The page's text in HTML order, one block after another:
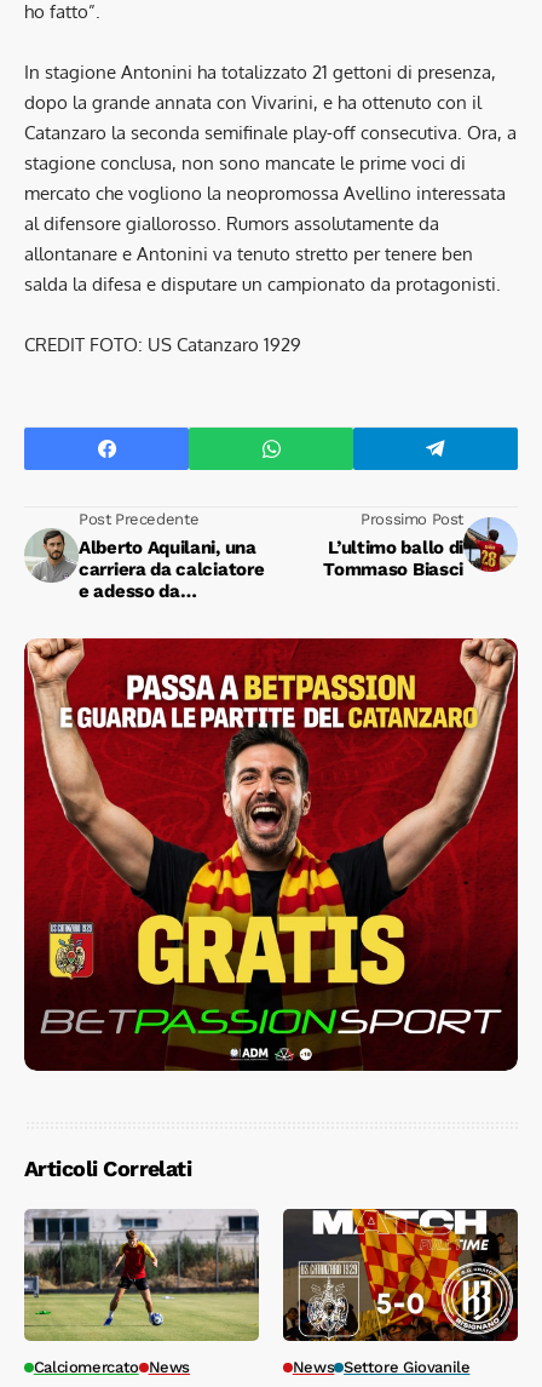
ho fatto”.
In stagione Antonini ha totalizzato 21 gettoni di presenza,
dopo la grande annata con Vivarini, e ha ottenuto con il
Catanzaro la seconda semifinale play-off consecutiva. Ora, a
stagione conclusa, non sono mancate le prime voci di
mercato che vogliono la neopromossa Avellino interessata
al difensore giallorosso. Rumors assolutamente da
allontanare e Antonini va tenuto stretto per tenere ben
salda la difesa e disputare un campionato da protagonisti.
CREDIT FOTO: US Catanzaro 1929
Post Precedente
Alberto Aquilani, una
carriera da calciatore
e adesso da
giallorossi nel cuore,
ora come allora
Prossimo Post
L’ultimo ballo di
Tommaso Biasci
Articoli Correlati
Calciomercato News News Settore Giovanile